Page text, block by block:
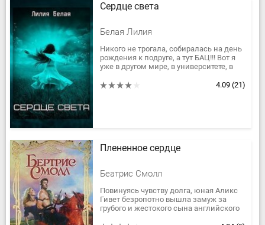
Сердце света
Белая Лилия
Никого не трогала, собиралась на день
рождения к подруге, а тут БАЦ!!! Вот я
уже в другом мире, в университете, в
наследники! Ну и...
4.09 (21)
Плененное сердце
Беатрис Смолл
Повинуясь чувству долга, юная Аликс
Гивет безропотно вышла замуж за
грубого и жестокого сына английского